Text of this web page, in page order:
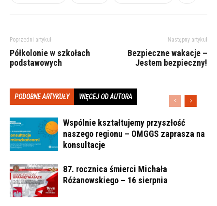
Poprzedni artykuł
Półkolonie w szkołach
podstawowych
Następny artykuł
Bezpieczne wakacje –
Jestem bezpieczny!
PODOBNE ARTYKUŁY WIĘCEJ OD AUTORA
Wspólnie kształtujemy przyszłość
naszego regionu – OMGGS zaprasza na
konsultacje
87. rocznica śmierci Michała
Różanowskiego – 16 sierpnia